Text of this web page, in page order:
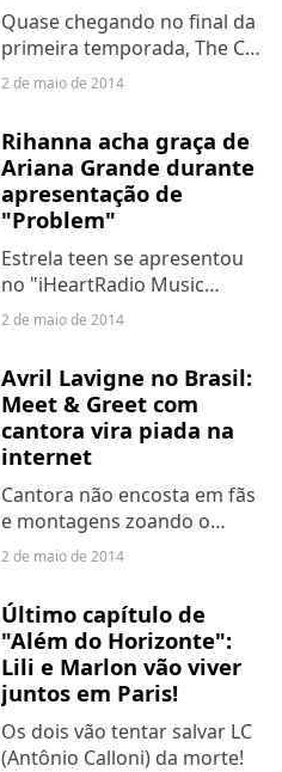
Quase chegando no final da
primeira temporada, The CW
divulga trailer do episódio
2 de maio de 2014
Rihanna acha graça de
Ariana Grande durante
apresentação de
"Problem"
Estrela teen se apresentou
no "iHeartRadio Music
Awards".
2 de maio de 2014
Avril Lavigne no Brasil:
Meet & Greet com
cantora vira piada na
internet
Cantora não encosta em fãs
e montagens zoando o
encontro começam a surgir.
2 de maio de 2014
Último capítulo de
"Além do Horizonte":
Lili e Marlon vão viver
juntos em Paris!
Os dois vão tentar salvar LC
(Antônio Calloni) da morte!